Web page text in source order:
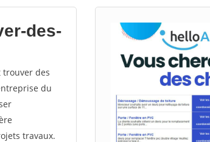
des-
trouver des
du
travaux.